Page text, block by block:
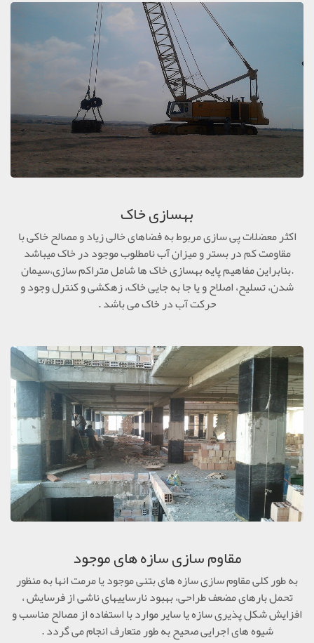
بهسازی خاک
اکثر معضلات پی سازی مربوط به فضاهای خالی زیاد و مصالح خاکی با
مقاومت کم در بستر و میزان آب نامطلوب موجود در خاک میباشد
.بنابراین مفاهیم پایه بهسازی خاک ها شامل متراکم سازی،سیمان
شدن، تسلیح، اصلاح و یا جا به جایی خاک، زهکشی و کنترل وجود و
حرکت آب در خاک می باشد .
مقاوم سازی سازه های موجود
به طور کلی مقاوم سازی سازه های بتنی موجود یا مرمت انها به منظور
تحمل بارهای مضعف طراحی، بهبود نارساییهای ناشی از فرسایش ،
افزایش شکل پذیری سازه یا سایر موارد با استفاده از مصالح مناسب و
شیوه های اجرایی صحیح به طور متعارف انجام می گردد .